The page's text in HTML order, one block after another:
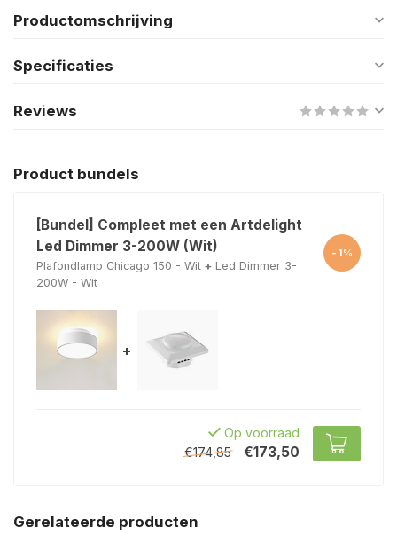
Productomschrijving
Specificaties
Reviews
Product bundels
[Bundel] Compleet met een Artdelight
Led Dimmer 3-200W (Wit)
Plafondlamp Chicago 150 - Wit + Led Dimmer 3-
200W - Wit
-1%
+
Op voorraad
€174,85
€173,50
Gerelateerde producten